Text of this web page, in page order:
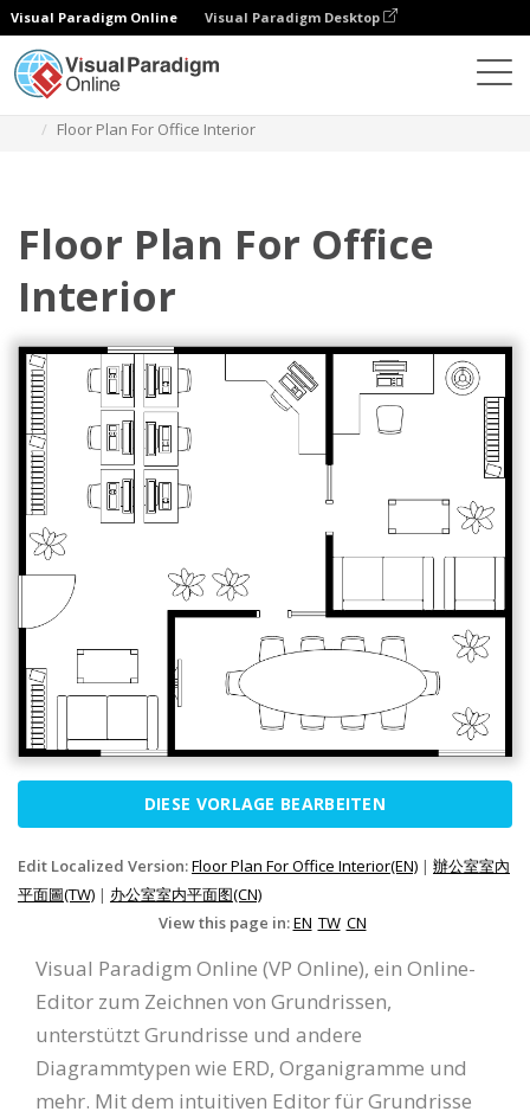
Visual Paradigm Online Visual Paradigm Desktop
Floor Plan For Office Interior
Floor Plan For Office
Interior
DIESE VORLAGE BEARBEITEN
Edit Localized Version:Floor Plan For Office Interior(EN) | 辦公室室內
平面圖(TW) | 办公室室内平面图(CN)
View this page in:EN TW CN
Visual Paradigm Online (VP Online), ein Online-
Editor zum Zeichnen von Grundrissen,
unterstützt Grundrisse und andere
Diagrammtypen wie ERD, Organigramme und
mehr. Mit dem intuitiven Editor für Grundrisse